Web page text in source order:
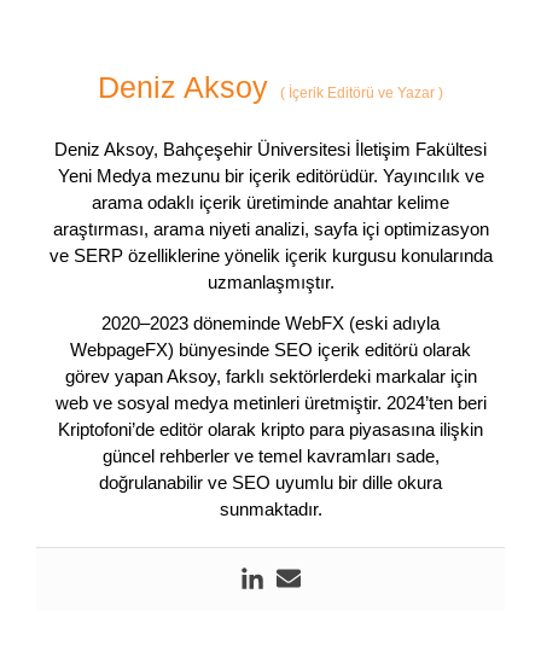
Deniz Aksoy ( İçerik Editörü ve Yazar )
Deniz Aksoy, Bahçeşehir Üniversitesi İletişim Fakültesi
Yeni Medya mezunu bir içerik editörüdür. Yayıncılık ve
arama odaklı içerik üretiminde anahtar kelime
araştırması, arama niyeti analizi, sayfa içi optimizasyon
ve SERP özelliklerine yönelik içerik kurgusu konularında
uzmanlaşmıştır.
2020–2023 döneminde WebFX (eski adıyla
WebpageFX) bünyesinde SEO içerik editörü olarak
görev yapan Aksoy, farklı sektörlerdeki markalar için
web ve sosyal medya metinleri üretmiştir. 2024’ten beri
Kriptofoni’de editör olarak kripto para piyasasına ilişkin
güncel rehberler ve temel kavramları sade,
doğrulanabilir ve SEO uyumlu bir dille okura
sunmaktadır.